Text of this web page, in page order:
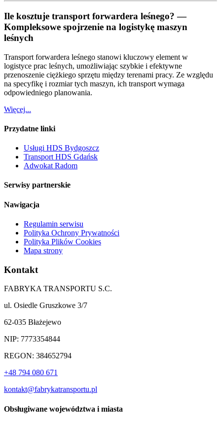
Ile kosztuje transport forwardera leśnego? —
Kompleksowe spojrzenie na logistykę maszyn
leśnych
Transport forwardera leśnego stanowi kluczowy element w
logistyce prac leśnych, umożliwiając szybkie i efektywne
przenoszenie ciężkiego sprzętu między terenami pracy. Ze względu
na specyfikę i rozmiar tych maszyn, ich transport wymaga
odpowiedniego planowania.
Więcej...
Przydatne linki
Usługi HDS Bydgoszcz
Transport HDS Gdańsk
Adwokat Radom
Serwisy partnerskie
Nawigacja
Regulamin serwisu
Polityka Ochrony Prywatności
Polityka Plików Cookies
Mapa strony
Kontakt
FABRYKA TRANSPORTU S.C.
ul. Osiedle Gruszkowe 3/7
62-035 Błażejewo
NIP: 7773354844
REGON: 384652794
+48 794 080 671
kontakt@fabrykatransportu.pl
Obsługiwane województwa i miasta